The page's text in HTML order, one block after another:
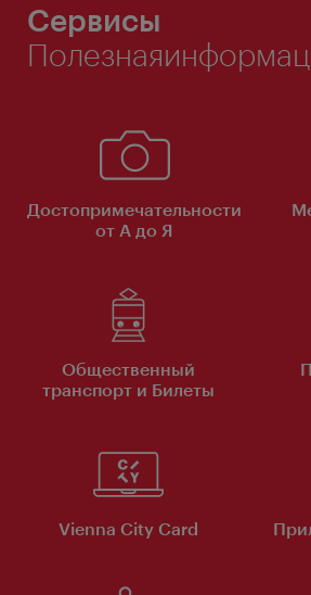
Сервисы
Достопримечательности
от А до Я
Общественный
транспорт и Билеты
Vienna City Card